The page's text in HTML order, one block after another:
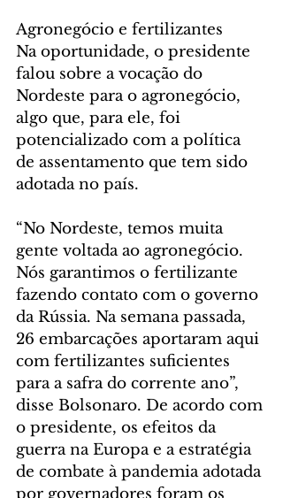
Agronegócio e fertilizantes
Na oportunidade, o presidente
falou sobre a vocação do
Nordeste para o agronegócio,
algo que, para ele, foi
potencializado com a política
de assentamento que tem sido
adotada no país.
“No Nordeste, temos muita
gente voltada ao agronegócio.
Nós garantimos o fertilizante
fazendo contato com o governo
da Rússia. Na semana passada,
26 embarcações aportaram aqui
com fertilizantes suficientes
para a safra do corrente ano”,
disse Bolsonaro. De acordo com
o presidente, os efeitos da
guerra na Europa e a estratégia
de combate à pandemia adotada
por governadores foram os